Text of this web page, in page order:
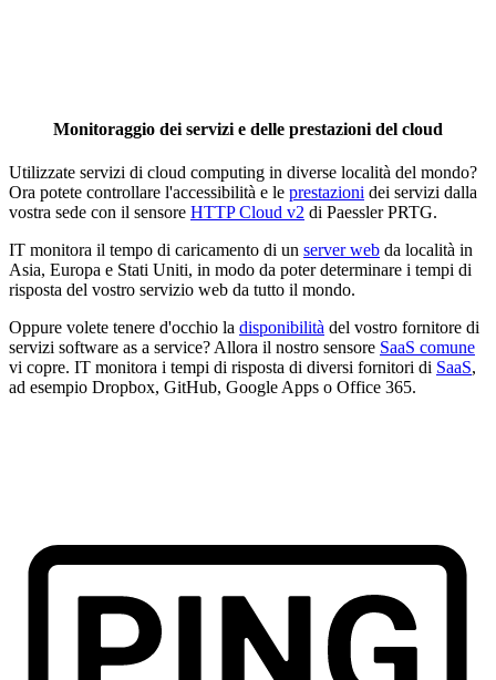
Monitoraggio dei servizi e delle prestazioni del cloud
Utilizzate servizi di cloud computing in diverse località del mondo?
Ora potete controllare l'accessibilità e le prestazioni dei servizi dalla
vostra sede con il sensore HTTP Cloud v2 di Paessler PRTG.
IT monitora il tempo di caricamento di un server web da località in
Asia, Europa e Stati Uniti, in modo da poter determinare i tempi di
risposta del vostro servizio web da tutto il mondo.
Oppure volete tenere d'occhio la disponibilità del vostro fornitore di
servizi software as a service? Allora il nostro sensore SaaS comune
vi copre. IT monitora i tempi di risposta di diversi fornitori di SaaS,
ad esempio Dropbox, GitHub, Google Apps o Office 365.